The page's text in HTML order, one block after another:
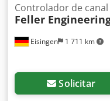
Eisingen 1 711 km
Controlador de
Feller
Solicitar